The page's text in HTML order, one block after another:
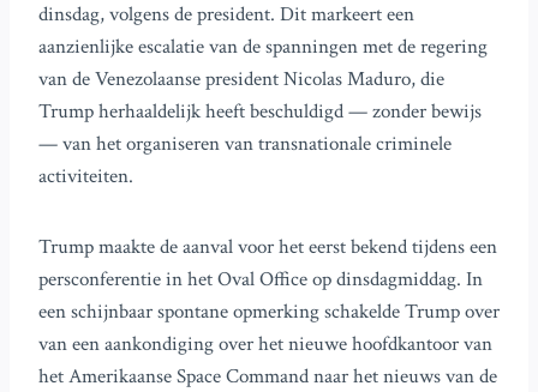
dinsdag, volgens de president. Dit markeert een
aanzienlijke escalatie van de spanningen met de regering
van de Venezolaanse president Nicolas Maduro, die
Trump herhaaldelijk heeft beschuldigd — zonder bewijs
— van het organiseren van transnationale criminele
activiteiten.
Trump maakte de aanval voor het eerst bekend tijdens een
persconferentie in het Oval Office op dinsdagmiddag. In
een schijnbaar spontane opmerking schakelde Trump over
van een aankondiging over het nieuwe hoofdkantoor van
het Amerikaanse Space Command naar het nieuws van de